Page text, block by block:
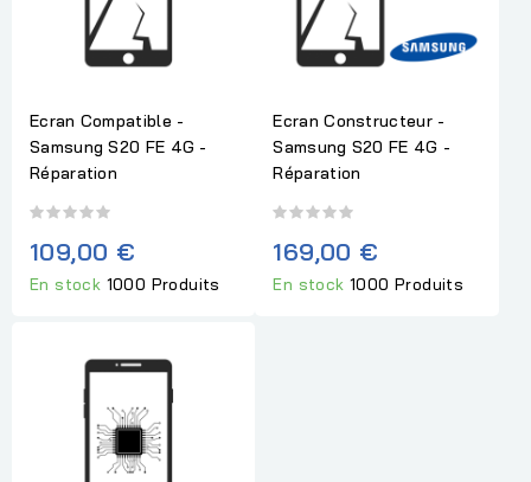
Ecran Compatible -
Samsung S20 FE 4G -
Réparation
109,00 €
En stock 1000 Produits
Ecran Constructeur -
Samsung S20 FE 4G -
Réparation
169,00 €
En stock1000 Produits